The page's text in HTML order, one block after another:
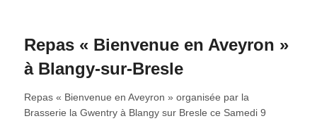
Repas « Bienvenue en Aveyron »
à Blangy-sur-Bresle
Repas « Bienvenue en Aveyron » organisée par la
Brasserie la Gwentry à Blangy sur Bresle ce Samedi 9